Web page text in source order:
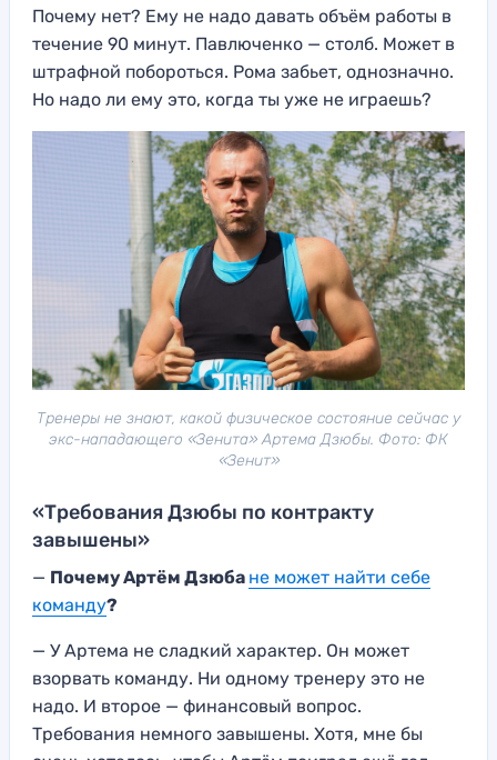
Почему нет? Ему не надо давать объём работы в
течение 90 минут. Павлюченко — столб. Может в
штрафной побороться. Рома забьет, однозначно.
Но надо ли ему это, когда ты уже не играешь?
Тренеры не знают, какой физическое состояние сейчас у
экс-нападающего «Зенита» Артема Дзюбы. Фото: ФК
«Зенит»
«Требования Дзюбы по контракту
завышены»
— Почему Артём Дзюба не может найти себе
команду?
— У Артема не сладкий характер. Он может
взорвать команду. Ни одному тренеру это не
надо. И второе — финансовый вопрос.
Требования немного завышены. Хотя, мне бы